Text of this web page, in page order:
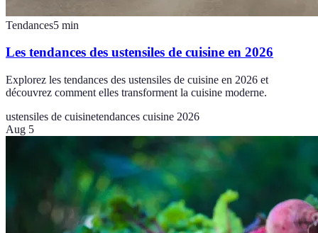
Tendances5 min
Les tendances des ustensiles de cuisine en 2026
Explorez les tendances des ustensiles de cuisine en 2026 et
découvrez comment elles transforment la cuisine moderne.
ustensiles de cuisinetendances cuisine 2026
Aug 5